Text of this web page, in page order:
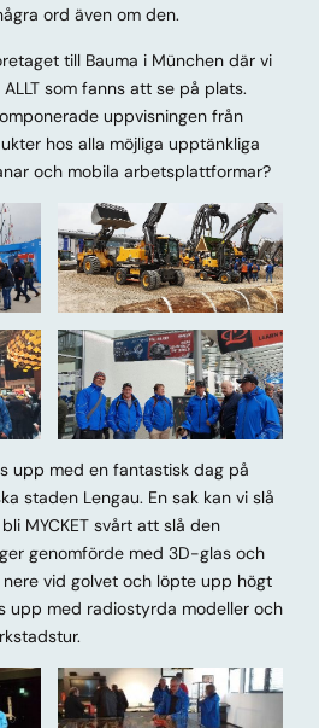
ord även om den.
till Bauma i München där vi
som fanns att se på plats.
uppvisningen från
hos alla möjliga upptänkliga
och mobila arbetsplattformar?
upp med en fantastisk dag på
staden Lengau. En sak kan vi slå
MYCKET svårt att slå den
genomförde med 3D-glas och
vid golvet och löpte upp högt
upp med radiostyrda modeller och